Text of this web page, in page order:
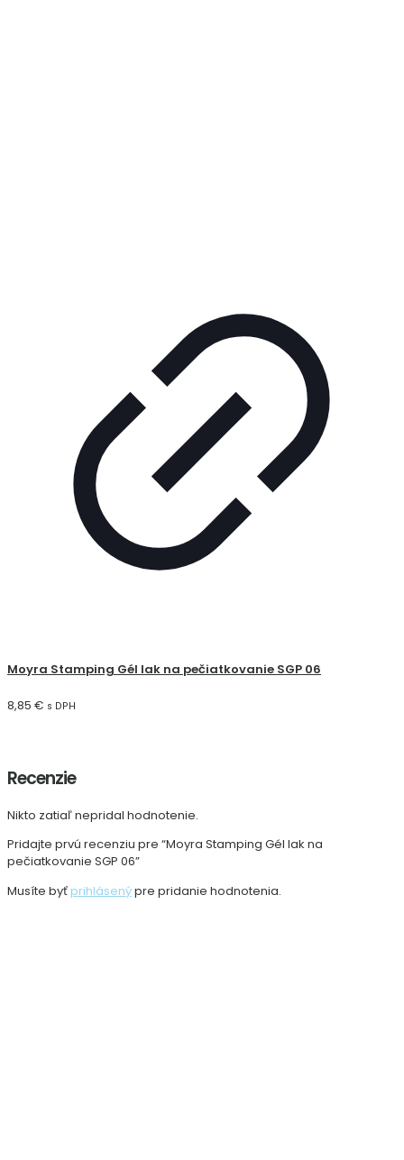
Moyra Stamping Gél lak na pečiatkovanie SGP 06
8,85 € s DPH
Recenzie
Nikto zatiaľ nepridal hodnotenie.
Pridajte prvú recenziu pre “Moyra Stamping Gél lak na
pečiatkovanie SGP 06”
Musíte byť prihlásenýpre pridanie hodnotenia.